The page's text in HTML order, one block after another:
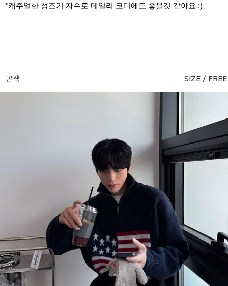
*캐주얼한 성조기 자수로 데일리 코디에도 좋을것 같아요 :)
곤색 SIZE / FREE